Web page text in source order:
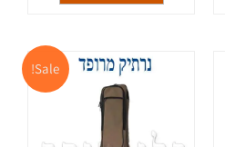
Sale! המחיר
המקורי
היה:
₪350.00.